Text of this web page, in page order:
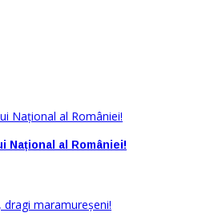
Național al României!